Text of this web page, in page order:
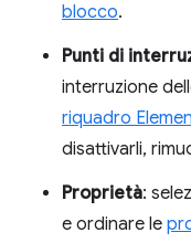
blocco.
Punti di
interruzione
riquadro
disattivarli,
Proprietà:
e ordinare le